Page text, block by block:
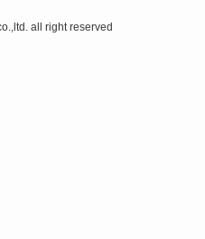
all right reserved